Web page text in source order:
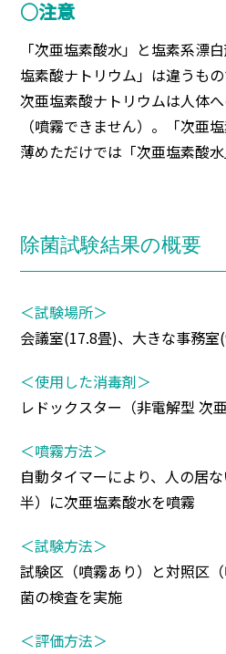
○注意
「次亜塩素酸水」と塩素系漂
塩素酸ナトリウム」は違うもの
次亜塩素酸ナトリウムは人体
（噴霧できません）。「次亜
薄めただけでは「次亜塩素酸水
除菌試験結果の概要
＜試験場所＞
会議室(17.8畳)、大きな事務室
＜使用した消毒剤＞
レドックスター（非電解型 次
＜噴霧方法＞
自動タイマーにより、人の居
半）に次亜塩素酸水を噴霧
＜試験方法＞
試験区（噴霧あり）と対照区
菌の検査を実施
＜評価方法＞